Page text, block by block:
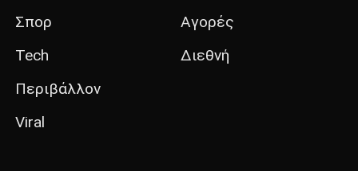
Σπορ
Tech
Περιβάλλον
Viral
Αγορές
Διεθνή